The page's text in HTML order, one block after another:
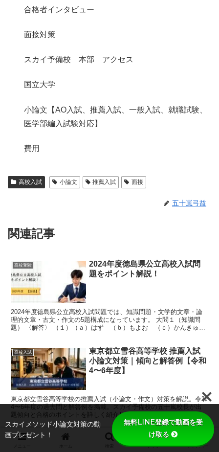
合格者インタビュー
面接対策
スカイ予備校 本部 アクセス
国立大学
小論文【AO入試、推薦入試、一般入試、就職試験、
医学部編入試験対応】
費用
高校入試 小論文 推薦入試 面接
五十嵐弓益
関連記事
高校受験
2024年度徳島県公立高校入試問
題をポイント解説！
2024年度徳島県公立高校入試問題では、知識問題・文学的文章・論
理的文章・古文・作文の5題構成になっています。 大問１（知識問
題） 〈解答〉 （１）（ａ）はず （ｂ）もよお （ｃ）かんきゅ
高校入試
東京都立雪谷高等学校 推薦入試
小論文対策｜傾向と解答例【令和
4〜6年度】
東京都立雪谷高等学校の推薦入試（小論文・作文）対策を解説。令和
4〜6年度の過去問と解答例を掲載。スカイ予備校の五十嵐校長が出
題傾向と合格のポイントを詳しく紹介します。
高校入試
東京都立新宿高等学校 推薦入試
小論文対策｜傾向と解答例【令和
トップ サイドバー
スカイメソッド小論文対策の動
画プレゼント！
無料LINE登録で動画を受
け取る